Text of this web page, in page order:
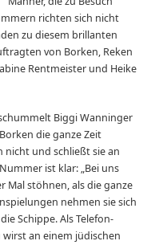
richten sich nicht
zu diesem brillanten
von Borken, Reken
Rentmeister und Heike
Biggi Wanninger
die ganze Zeit
nicht und schließt sie an
ist klar: „Bei uns
Mal stöhnen, als die ganze
nehmen sie sich
Schippe. Als Telefon-
an einem jüdischen